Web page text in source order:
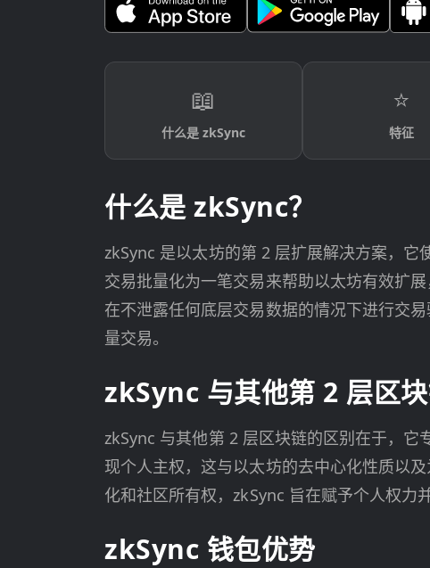
📖
什么是 zkSync
⭐
特征
什么是 zkSync？
zkSync 是以太坊的第 2 层扩展解决方案，
交易批量化为一笔交易来帮助以太坊有效扩
在不泄露任何底层交易数据的情况下进行交
量交易。
zkSync 与其他第 2 层区
zkSync 与其他第 2 层区块链的区别在于，
现个人主权，这与以太坊的去中心化性质以
化和社区所有权，zkSync 旨在赋予个人权力
zkSync 钱包优势